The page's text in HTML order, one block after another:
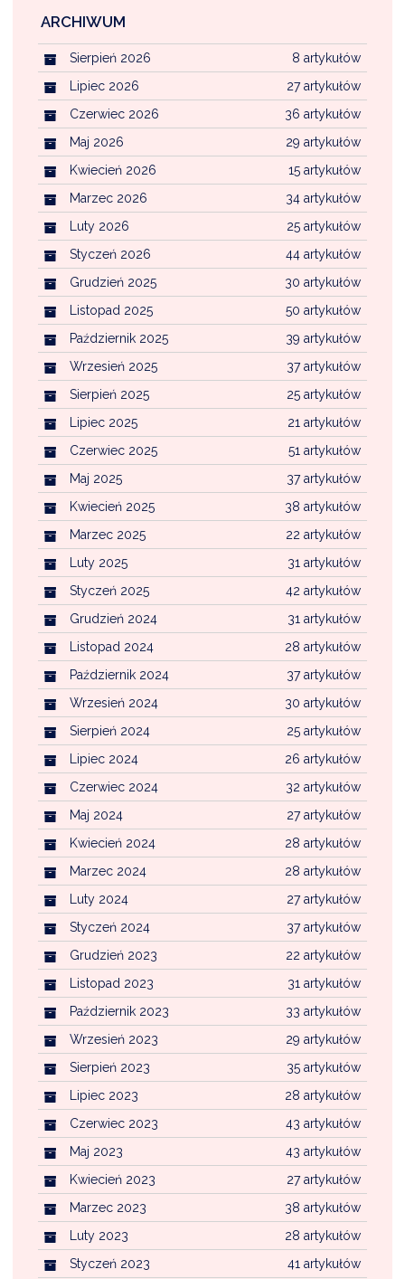
ARCHIWUM
8 artykułów
Sierpień 2026
27 artykułów
Lipiec 2026
36 artykułów
Czerwiec 2026
29 artykułów
Maj 2026
15 artykułów
Kwiecień 2026
34 artykułów
Marzec 2026
25 artykułów
Luty 2026
44 artykułów
Styczeń 2026
30 artykułów
Grudzień 2025
50 artykułów
Listopad 2025
39 artykułów
Październik 2025
37 artykułów
Wrzesień 2025
25 artykułów
Sierpień 2025
21 artykułów
Lipiec 2025
51 artykułów
Czerwiec 2025
37 artykułów
Maj 2025
38 artykułów
Kwiecień 2025
22 artykułów
Marzec 2025
31 artykułów
Luty 2025
42 artykułów
Styczeń 2025
31 artykułów
Grudzień 2024
28 artykułów
Listopad 2024
37 artykułów
Październik 2024
30 artykułów
Wrzesień 2024
25 artykułów
Sierpień 2024
26 artykułów
Lipiec 2024
32 artykułów
Czerwiec 2024
27 artykułów
Maj 2024
28 artykułów
Kwiecień 2024
28 artykułów
Marzec 2024
27 artykułów
Luty 2024
37 artykułów
Styczeń 2024
22 artykułów
Grudzień 2023
31 artykułów
Listopad 2023
33 artykułów
Październik 2023
29 artykułów
Wrzesień 2023
35 artykułów
Sierpień 2023
28 artykułów
Lipiec 2023
43 artykułów
Czerwiec 2023
43 artykułów
Maj 2023
27 artykułów
Kwiecień 2023
38 artykułów
Marzec 2023
28 artykułów
Luty 2023
41 artykułów
Styczeń 2023